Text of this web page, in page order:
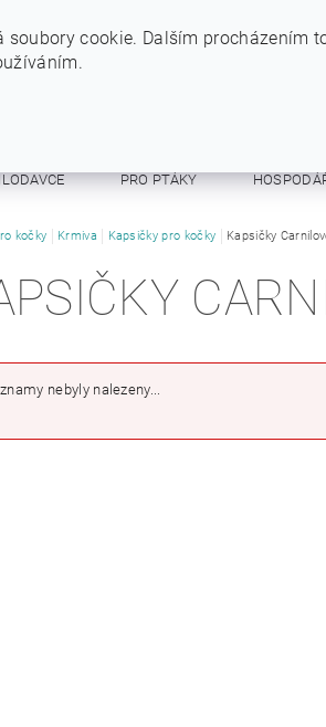
PRO PTÁKY
A RESPIRÁTORY OSTATNÍ
kočky Krmiva Kapsičky pro kočky Kapsičky
nebyly nalezeny...
soubory cookie. Dalším procházením